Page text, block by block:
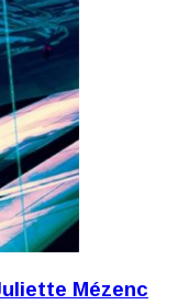
Mézenc